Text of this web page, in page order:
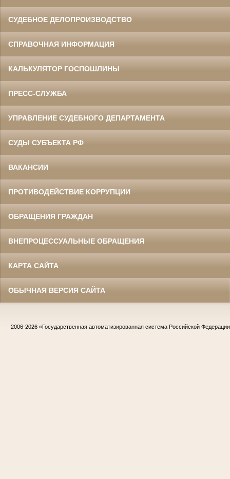
СУДЕБНОЕ ДЕЛОПРОИЗВОДСТВО
СПРАВОЧНАЯ ИНФОРМАЦИЯ
КАЛЬКУЛЯТОР ГОСПОШЛИНЫ
ПРЕСС-СЛУЖБА
УПРАВЛЕНИЕ СУДЕБНОГО ДЕПАРТАМЕНТА
СУДЫ СУБЪЕКТА РФ
ВАКАНСИИ
ПРОТИВОДЕЙСТВИЕ КОРРУПЦИИ
ОБРАЩЕНИЯ ГРАЖДАН
ВНЕПРОЦЕССУАЛЬНЫЕ ОБРАЩЕНИЯ
КАРТА САЙТА
ОБЫЧНАЯ ВЕРСИЯ САЙТА
2006-2026 «Государственная автоматизированная система Российской